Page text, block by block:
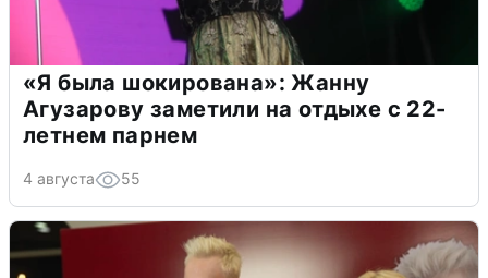
«Я была шокирована»: Жанну
Агузарову заметили на отдыхе с 22-
летнем парнем
4 августа 55